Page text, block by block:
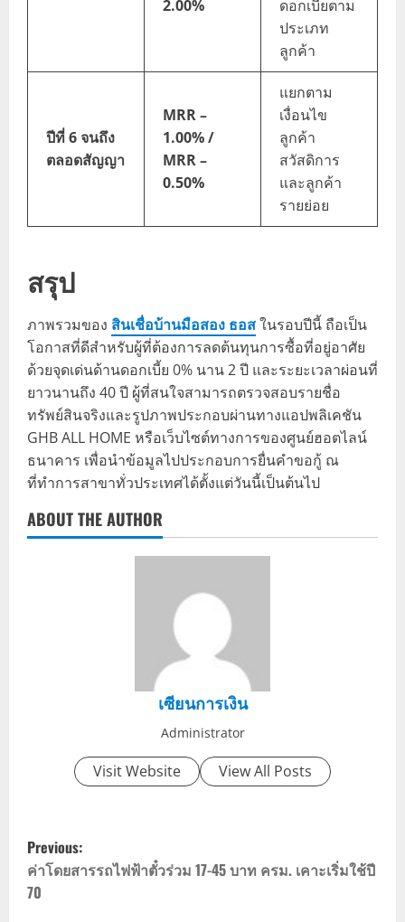
2.00%
ดอกเบี้ยตาม
ประเภท
ลูกค้า
ปีที่ 6 จนถึง
ตลอดสัญญา
MRR –
1.00% /
MRR –
0.50%
แยกตาม
เงื่อนไข
ลูกค้า
สวัสดิการ
และลูกค้า
รายย่อย
สรุป
ภาพรวมของ สินเชื่อบ้านมือสอง ธอสในรอบปีนี้ ถือเป็น
โอกาสที่ดีสำหรับผู้ที่ต้องการลดต้นทุนการซื้อที่อยู่อาศัย
ด้วยจุดเด่นด้านดอกเบี้ย 0% นาน 2 ปี และระยะเวลาผ่อนที่
ยาวนานถึง 40 ปี ผู้ที่สนใจสามารถตรวจสอบรายชื่อ
ทรัพย์สินจริงและรูปภาพประกอบผ่านทางแอปพลิเคชัน
GHB ALL HOME หรือเว็บไซต์ทางการของศูนย์ฮอตไลน์
ธนาคาร เพื่อนำข้อมูลไปประกอบการยื่นคำขอกู้ ณ
ที่ทำการสาขาทั่วประเทศได้ตั้งแต่วันนี้เป็นต้นไป
ABOUT THE AUTHOR
เซียนการเงิน
Administrator
Visit Website View All Posts
P
o
Previous:
ค่าโดยสารรถไฟฟ้าตั๋วร่วม 17-45 บาท ครม. เคาะเริ่มใช้ปี
70